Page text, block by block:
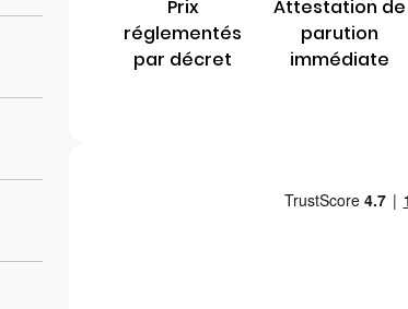
Prix
réglementés
par décret
Attestation de
parution
immédiate